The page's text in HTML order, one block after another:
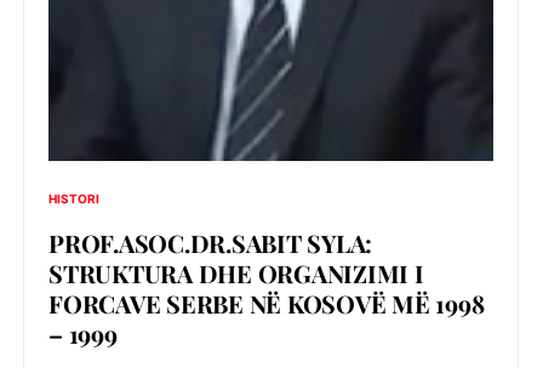
HISTORI
PROF.ASOC.DR.SABIT SYLA:
STRUKTURA DHE ORGANIZIMI I
FORCAVE SERBE NË KOSOVË MË 1998
– 1999